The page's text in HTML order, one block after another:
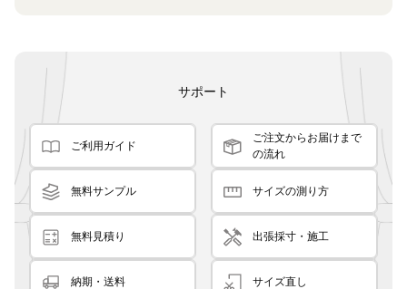
サポート
ご利用ガイド
ご注文からお届けまで
の流れ
無料サンプル サイズの測り方
無料見積り 出張採寸・施工
納期・送料 サイズ直し